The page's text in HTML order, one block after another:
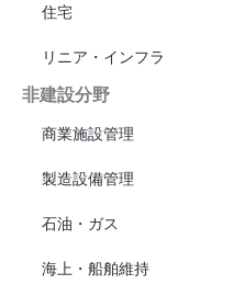
住宅
リニア・インフラ
非建設分野
商業施設管理
製造設備管理
石油・ガス
海上・船舶維持